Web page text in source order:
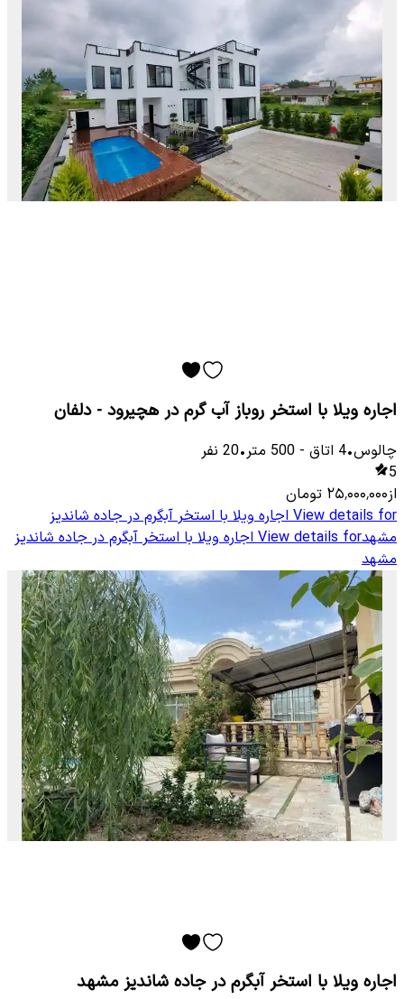
اجاره ویلا با استخر روباز آب گرم در هچیرود - دلفان
چالوس•
4 اتاق -
500 متر•
20 نفر
5
از۲۵٬۰۰۰٬۰۰۰ تومان
View details for اجاره ویلا با استخر آبگرم در جاده شاندیز
مشهدView details for اجاره ویلا با استخر آبگرم در جاده شاندیز
مشهد
اجاره ویلا با استخر آبگرم در جاده شاندیز مشهد